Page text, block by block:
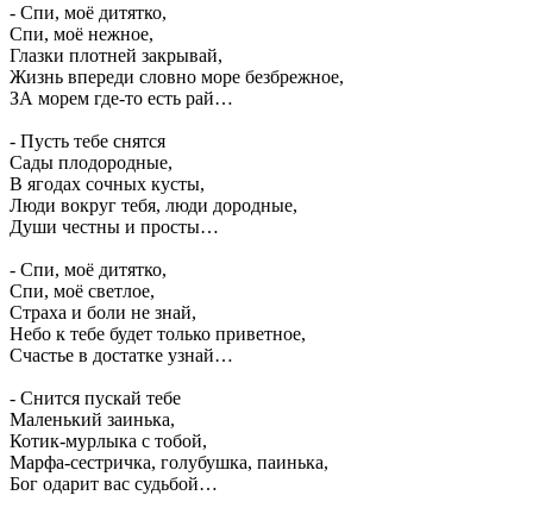
- Спи, моё дитятко,
Спи, моё нежное,
Глазки плотней закрывай,
Жизнь впереди словно море безбрежное,
ЗА морем где-то есть рай…
- Пусть тебе снятся
Сады плодородные,
В ягодах сочных кусты,
Люди вокруг тебя, люди дородные,
Души честны и просты…
- Спи, моё дитятко,
Спи, моё светлое,
Страха и боли не знай,
Небо к тебе будет только приветное,
Счастье в достатке узнай…
- Снится пускай тебе
Маленький заинька,
Котик-мурлыка с тобой,
Марфа-сестричка, голубушка, паинька,
Бог одарит вас судьбой…